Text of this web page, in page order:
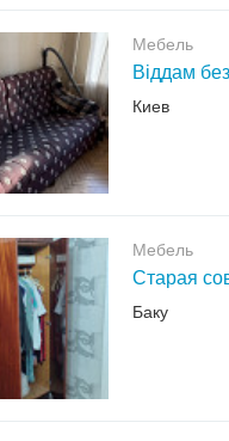
Мебель
Віддам
Киев
Мебель
Старая
Баку